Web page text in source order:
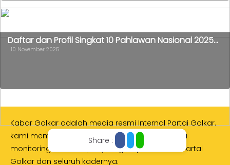
Share :
Daftar dan Profil Singkat 10 Pahlawan Nasional 2025...
10 November 2025
Kabar Golkar adalah media resmi Internal Partai Golkar.
kami memberikan layanan media online, media
monitoring dan kampanye digital politik untuk Partai
Golkar dan seluruh kadernya.